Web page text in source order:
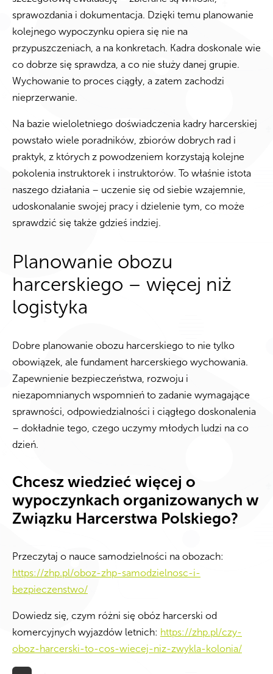
sprawozdania i dokumentacja. Dzięki temu planowanie
kolejnego wypoczynku opiera się nie na
przypuszczeniach, a na konkretach. Kadra doskonale wie
co dobrze się sprawdza, a co nie służy danej grupie.
Wychowanie to proces ciągły, a zatem zachodzi
nieprzerwanie.
Na bazie wieloletniego doświadczenia kadry harcerskiej
powstało wiele poradników, zbiorów dobrych rad i
praktyk, z których z powodzeniem korzystają kolejne
pokolenia instruktorek i instruktorów. To właśnie istota
naszego działania – uczenie się od siebie wzajemnie,
udoskonalanie swojej pracy i dzielenie tym, co może
sprawdzić się także gdzieś indziej.
Planowanie obozu
harcerskiego – więcej niż
logistyka
Dobre planowanie obozu harcerskiego to nie tylko
obowiązek, ale fundament harcerskiego wychowania.
Zapewnienie bezpieczeństwa, rozwoju i
niezapomnianych wspomnień to zadanie wymagające
sprawności, odpowiedzialności i ciągłego doskonalenia
– dokładnie tego, czego uczymy młodych ludzi na co
dzień.
Chcesz wiedzieć więcej o
wypoczynkach organizowanych w
Związku Harcerstwa Polskiego?
Przeczytaj o nauce samodzielności na obozach:
https://zhp.pl/oboz-zhp-samodzielnosc-i-
bezpieczenstwo/
Dowiedz się, czym różni się obóz harcerski od
komercyjnych wyjazdów letnich: https://zhp.pl/czy-
oboz-harcerski-to-cos-wiecej-niz-zwykla-kolonia/